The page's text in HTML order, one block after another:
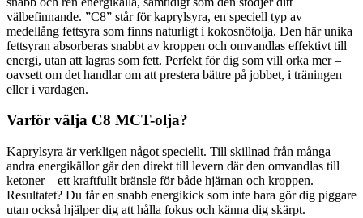
välbefinnande. ”C8” står för kaprylsyra, en speciell typ av
medellång fettsyra som finns naturligt i kokosnötolja. Den här unika
fettsyran absorberas snabbt av kroppen och omvandlas effektivt till
energi, utan att lagras som fett. Perfekt för dig som vill orka mer –
oavsett om det handlar om att prestera bättre på jobbet, i träningen
eller i vardagen.
Varför välja C8 MCT-olja?
Kaprylsyra är verkligen något speciellt. Till skillnad från många
andra energikällor går den direkt till levern där den omvandlas till
ketoner – ett kraftfullt bränsle för både hjärnan och kroppen.
Resultatet? Du får en snabb energikick som inte bara gör dig piggare
utan också hjälper dig att hålla fokus och känna dig skärpt.